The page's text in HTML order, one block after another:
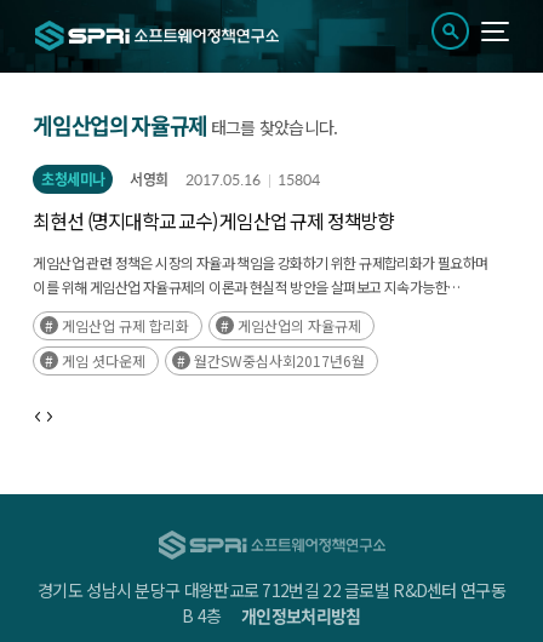
게임산업의 자율규제 태그를 찾았습니다.
초청세미나 서영희 2017.05.16 15804
최현선 (명지대학교 교수) 게임산업 규제 정책방향
게임산업 관련 정책은 시장의 자율과 책임을 강화하기 위한 규제합리화가 필요하며
이를 위해 게임산업 자율규제의 이론과 현실적 방안을 살펴보고 지속가능한
문화생태계를 고려하여 법제도적 정합적 정의보다 더 큰 범위에서 참여주체들의
사회적 책임이라는 틀 속에서 자율규제에 대한 검토가 필요하다고 보여짐
게임산업 규제 합리화
게임산업의 자율규제
게임 셧다운제
월간SW중심사회2017년6월
경기도 성남시 분당구 대왕판교로 712번길 22 글로벌 R&D센터 연구동
B 4층개인정보처리방침